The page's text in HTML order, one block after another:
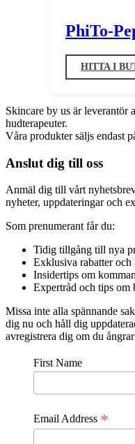
PhiTo-
HITTA I
Skincare by us är leverantör
hudterapeuter.
Våra produkter säljs endast
Anslut dig till oss
Anmäl dig till vårt
nyheter, uppdateringar och
Som prenumerant får du:
Tidig tillgång till nya
Exklusiva rabatter och
Insidertips om
Expertråd och tips om
Missa inte alla spännande
dig nu och håll dig
avregistrera dig om du
First Name
Email Address *